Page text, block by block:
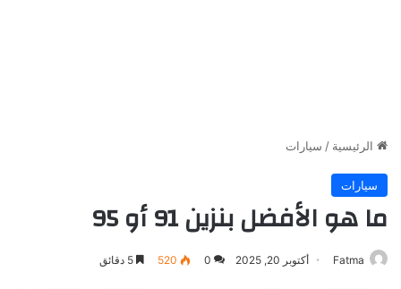
الرئيسية / سيارات
سيارات
ما هو الأفضل بنزين 91 أو 95
Fatma أكتوبر 20, 2025 0
520